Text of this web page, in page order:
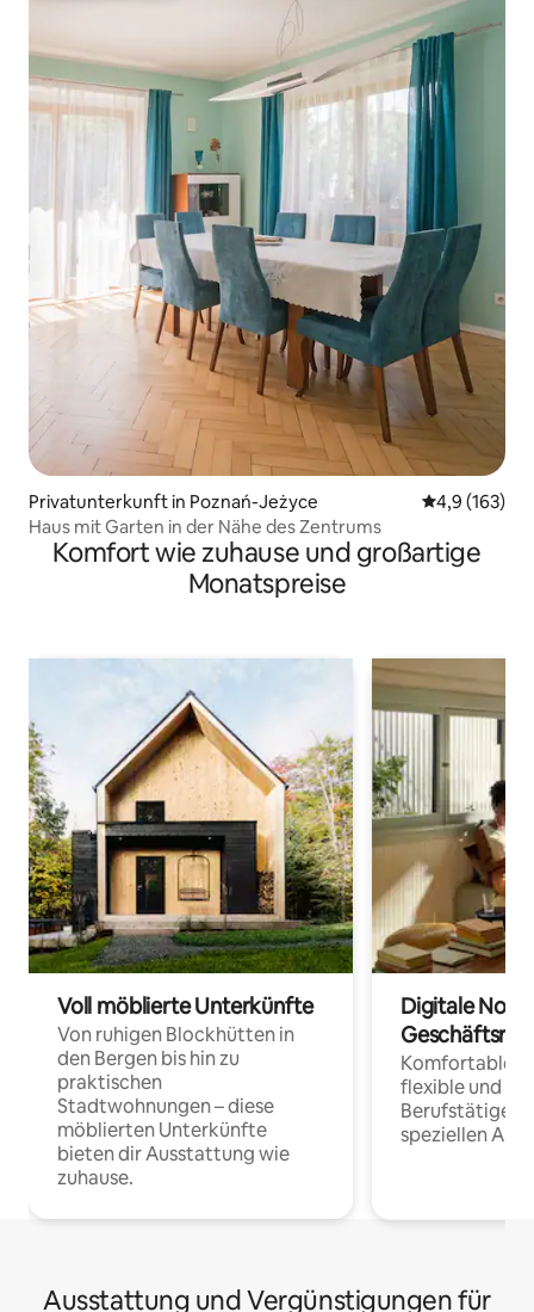
Privatunterkunft in Poznań-Jeżyce
4,9 (163)
Haus mit Garten in der Nähe des Zentrums
Komfort wie zuhause und großartige
Monatspreise
Voll möblierte Unterkünfte
Von ruhigen Blockhütten in
den Bergen bis hin zu
praktischen
Stadtwohnungen – diese
möblierten Unterkünfte
bieten dir Ausstattung wie
zuhause.
Digitale
Komfortable
flexible und
Berufstätige
speziellen
Ausstattung und Vergünstigungen für